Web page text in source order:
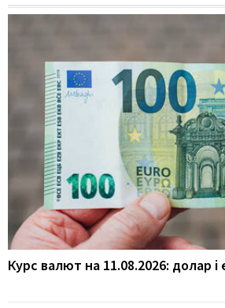
Курс валют на 11.08.2026: долар і